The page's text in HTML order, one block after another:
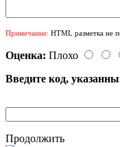
Примечание: HTML разметка не
Оценка: Плохо
Введите код,
Продолжить